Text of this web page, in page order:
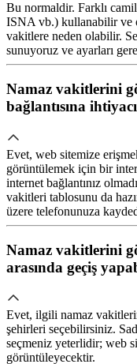
Bu normaldir. Farklı
ISNA vb.) kullanabilir ve
vakitlere neden olabilir.
sunuyoruz ve ayarları
Namaz vakitlerini
bağlantısına
Evet, web sitemize
görüntülemek için bir
internet bağlantınız
vakitleri tablosunu da
üzere telefonunuza
Namaz vakitlerini
arasında geçiş
Evet, ilgili namaz
şehirleri seçebilirsiniz.
seçmeniz yeterlidir; web
görüntüleyecektir.